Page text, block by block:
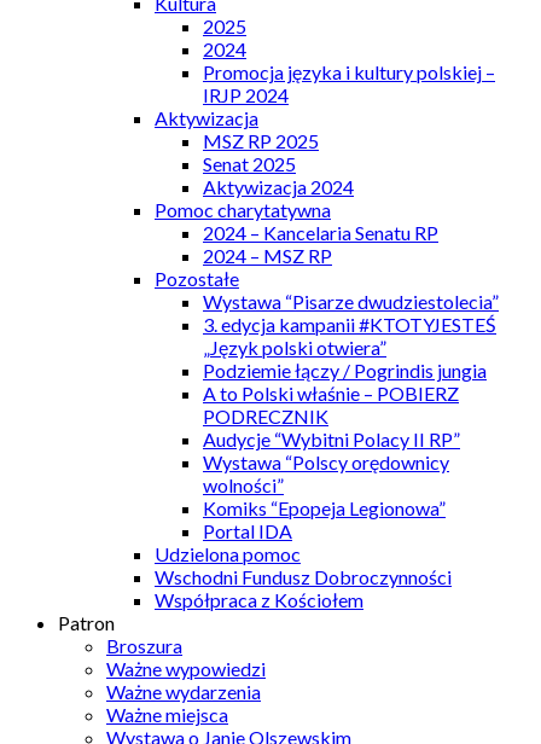
2025
2024
Promocja języka i kultury polskiej –
IRJP 2024
Aktywizacja
MSZ RP 2025
Senat 2025
Aktywizacja 2024
Pomoc charytatywna
2024 – Kancelaria Senatu RP
2024 – MSZ RP
Pozostałe
Wystawa “Pisarze dwudziestolecia”
3. edycja kampanii #KTOTYJESTEŚ
„Język polski otwiera”
Podziemie łączy / Pogrindis jungia
A to Polski właśnie – POBIERZ
PODRECZNIK
Audycje “Wybitni Polacy II RP”
Wystawa “Polscy orędownicy
wolności”
Komiks “Epopeja Legionowa”
Portal IDA
Udzielona pomoc
Wschodni Fundusz Dobroczynności
Współpraca z Kościołem
Patron
Broszura
Ważne wypowiedzi
Ważne wydarzenia
Ważne miejsca
Wystawa o Janie Olszewskim